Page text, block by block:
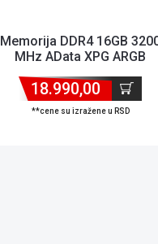
Memorija DDR4 16GB
MHz AData XPG ARGB
18.990,00
**cene su izražene u RSD